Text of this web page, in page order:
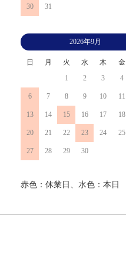
30 31
2026年9月
日 月 火 水 木 金
1
2 3 4
6 7 8 9 10 11
13 14 15 16 17 18
20 21 22 23 24 25
27 28 29 30
赤色：休業日、水色：本日